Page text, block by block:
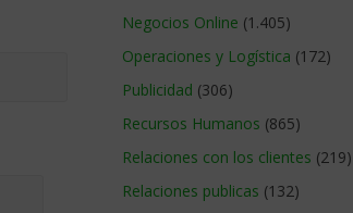
Negocios Online (1.405)
Operaciones y Logística (172)
Publicidad (306)
Recursos Humanos (865)
Relaciones con los clientes (219)
Relaciones publicas (132)